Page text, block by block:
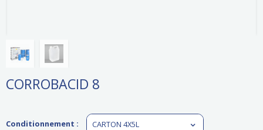
CORROBACID 8
Conditionnement : CARTON 4X5L